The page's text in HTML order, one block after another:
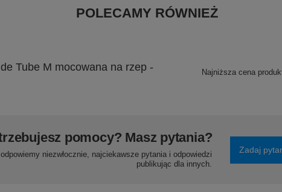
POLECAMY RÓWNIEŻ
Tube M mocowana na rzep -
Najniższa cena
pomocy? Masz pytania?
niezwłocznie, najciekawsze pytania i odpowiedzi
publikując dla innych.
Zadaj